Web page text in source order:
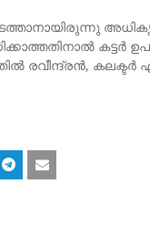
രവീന്ദ്രൻ,